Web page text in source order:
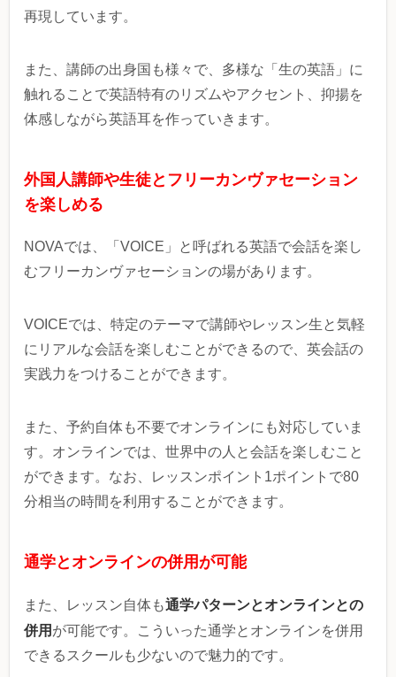
再現しています。
また、講師の出身国も様々で、多様な「生の英語」に
触れることで英語特有のリズムやアクセント、抑揚を
体感しながら英語耳を作っていきます。
外国人講師や生徒とフリーカンヴァセーション
を楽しめる
NOVAでは、「VOICE」
と呼ばれる英語で会話を楽し
むフリーカンヴァセーションの場があります。
VOICEでは、特定のテーマで講師やレッスン生と気軽
にリアルな会話を楽しむことができるので、英会話の
実践力をつけることができます。
また、予約自体も不要でオンラインにも対応していま
す。オンラインでは、世界中の人と会話を楽しむこと
ができます。なお、レッスンポイント1ポイントで80
分相当の時間を利用することができます。
通学とオンラインの併用が可能
また、レッスン自体も通学パターンとオンラインとの
併用が可能です。こういった通学とオンラインを併用
できるスクールも少ないので魅力的です。